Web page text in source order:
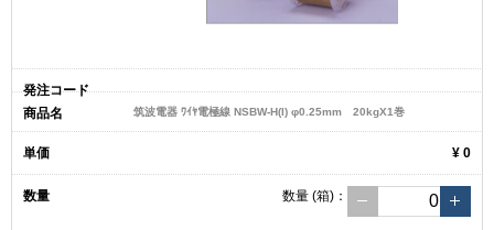
筑波電器 ﾜｲﾔ電極線 NSBW-H(I) φ0.25mm 20kgX1巻
¥ 0
数量 (箱) ：